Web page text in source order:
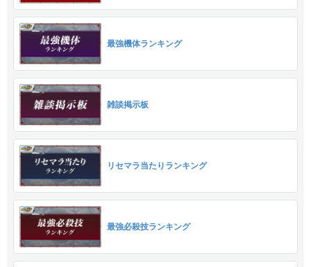
最強機体ランキング
雑談掲示板
リセマラ当たりランキング
最強必殺技ランキング